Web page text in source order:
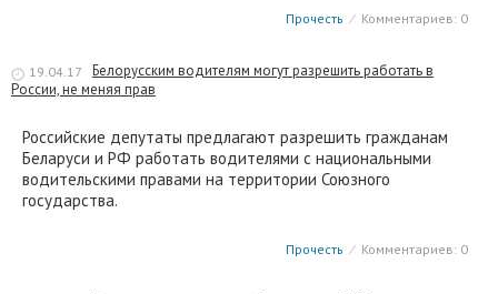
Прочесть ⁄ Комментариев: 0
19.04.17
Белорусским водителям могут разрешить работать в
России, не меняя прав
Российские депутаты предлагают разрешить гражданам
Беларуси и РФ работать водителями с национальными
водительскими правами на территории Союзного
государства.
Прочесть ⁄ Комментариев: 0